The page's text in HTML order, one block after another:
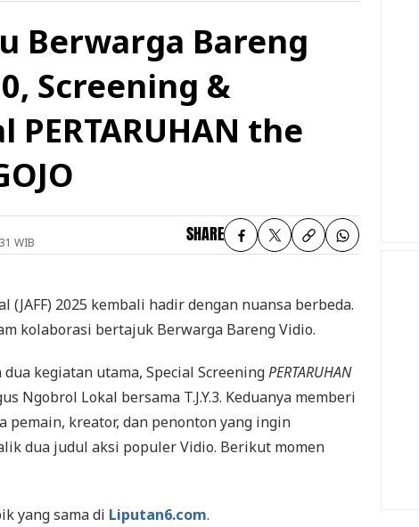
Berwarga Bareng
Screening &
the
WIB SHARE
(JAFF) 2025 kembali hadir dengan nuansa berbeda.
kolaborasi bertajuk Berwarga Bareng Vidio.
kegiatan utama, Special ScreeningPERTARUHAN
Ngobrol Lokal bersama T.J.Y.3. Keduanya memberi
kreator, dan penonton yang ingin
dua judul aksi populer Vidio. Berikut momen
yang sama di Liputan6.com.